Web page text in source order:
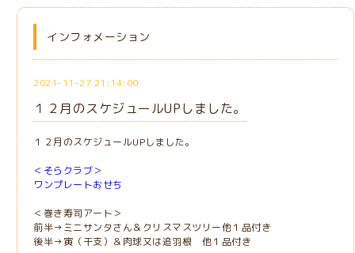
インフォメーション
2021-11-27 21:14:00
１２月のスケジュールUPしました。
１２月のスケジュールUPしました。
＜そらクラブ＞
ワンプレートおせち
＜巻き寿司アート＞
前半→ミニサンタさん＆クリスマスツリー他１品付き
後半→寅（干支）＆肉球又は追羽根 他１品付き